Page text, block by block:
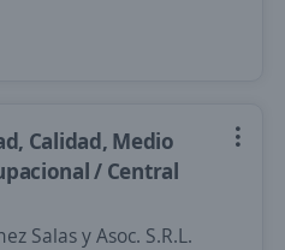
Calidad, Medio
/ Central
Salas y Asoc. S.R.L.